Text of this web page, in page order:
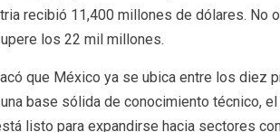
recibió 11,400 millones de dólares. No
los 22 mil millones.
que México ya se ubica entre los diez
base sólida de conocimiento técnico,
listo para expandirse hacia sectores